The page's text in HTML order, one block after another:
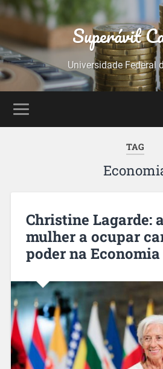
Superávit
Universidade Federal
TAG
Christine Lagarde:
mulher a ocupar
poder na Economia